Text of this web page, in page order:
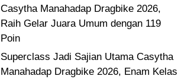
Casytha Manahadap Dragbike 2026,
Raih Gelar Juara Umum dengan 119
Poin
Superclass Jadi Sajian Utama Casytha
Manahadap Dragbike 2026, Enam Kelas